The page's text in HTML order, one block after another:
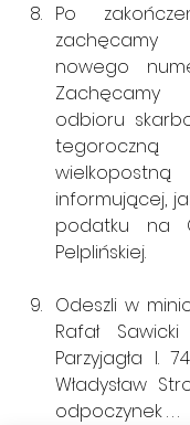
Po
nowego
odbioru
informującej,
podatku na
Pelplińskiej.
Odeszli w
Rafał
Parzyjagła
Władysław
odpoczynek . . .